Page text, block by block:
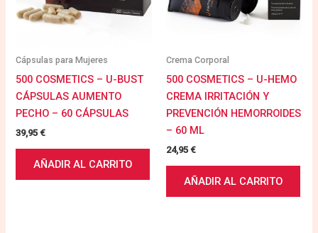
Cápsulas para Mujeres
500 COSMETICS – U-BUST
CÁPSULAS AUMENTO
PECHO – 60 CÁPSULAS
39,95€
AÑADIR AL CARRITO
Crema Corporal
500 COSMETICS – U-HEMO
CREMA IRRITACIÓN Y
PREVENCIÓN HEMORROIDES
– 60 ML
24,95€
AÑADIR AL CARRITO